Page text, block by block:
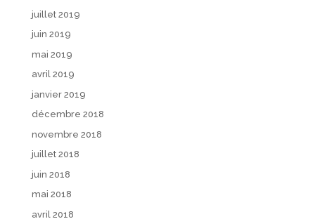
juillet 2019
juin 2019
mai 2019
avril 2019
janvier 2019
décembre 2018
novembre 2018
juillet 2018
juin 2018
mai 2018
avril 2018